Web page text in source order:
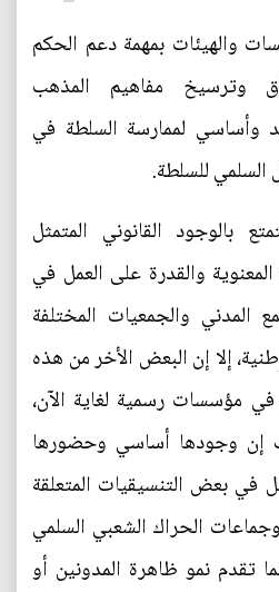
والهيئات بمهمة دعم الحكم
وترسيخ مفاهيم المذهب
وأساسي لممارسة السلطة في
السلمي للسلطة.
بالوجود القانوني المتمثل
والقدرة على العمل في
المدني والجمعيات المختلفة
إلا إن البعض الأخر من هذه
مؤسسات رسمية لغاية الآن،
إن وجودها أساسي وحضورها
في بعض التنسيقيات المتعلقة
الحراك الشعبي السلمي
تقدم نمو ظاهرة المدونين أو